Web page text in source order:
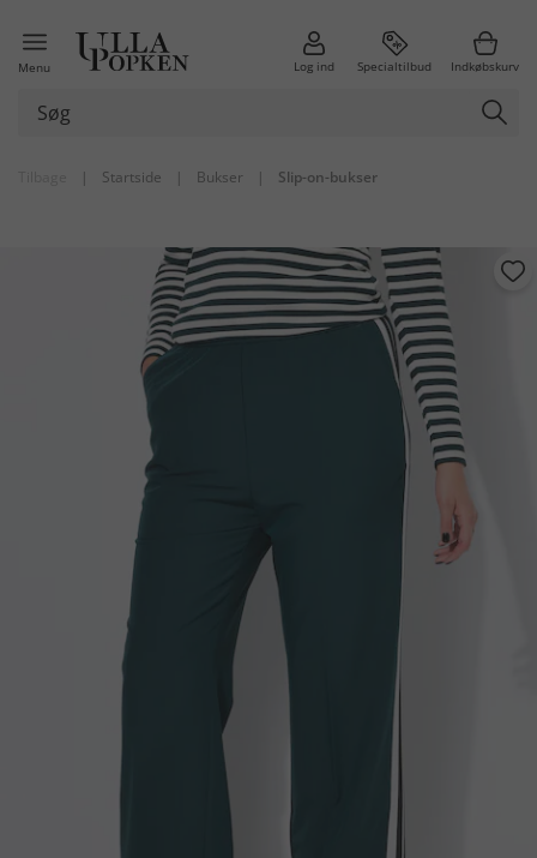
Menu Log ind Specialtilbud Indkøbskurv
| Startside | Bukser | Slip-on-bukser